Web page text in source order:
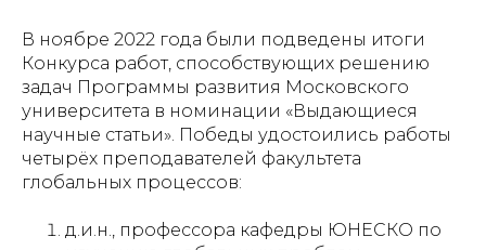
В ноябре 2022 года были подведены итоги
Конкурса работ, способствующих решению
задач Программы развития Московского
университета в номинации «Выдающиеся
научные статьи». Победы удостоились работы
четырёх преподавателей факультета
глобальных процессов:
д.и.н., профессора кафедры ЮНЕСКО по